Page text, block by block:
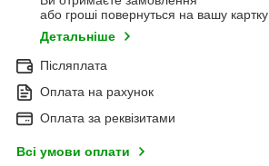
або гроші повернуться на вашу картку
Детальніше
Післяплата
Оплата на рахунок
Оплата за реквізитами
Всі умови оплати